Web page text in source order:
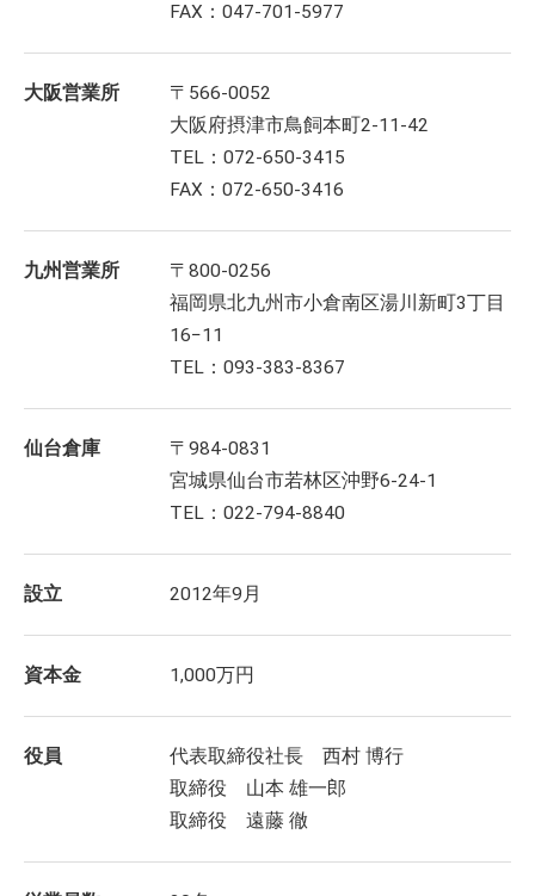
FAX：047-701-5977
大阪営業所
〒566-0052
大阪府摂津市鳥飼本町2-11-42
TEL：072-650-3415
FAX：072-650-3416
九州営業所
〒800-0256
福岡県北九州市小倉南区湯川新町3丁目
16−11
TEL：093-383-8367
仙台倉庫
〒984-0831
宮城県仙台市若林区沖野6-24-1
TEL：022-794-8840
設立 2012年9月
資本金 1,000万円
役員
代表取締役社長 西村 博行
取締役 山本 雄一郎
取締役 遠藤 徹